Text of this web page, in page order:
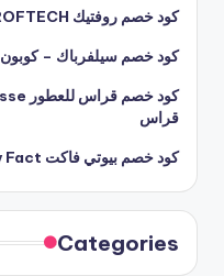
كود خصم روفتيك ROFTECH كوبون خصم روفتيك
كود خصم سيلفرباك – كوبون Silverback
قراس
كود خصم بيوتي فاكت Beauty Fact حتى 30%
Categories